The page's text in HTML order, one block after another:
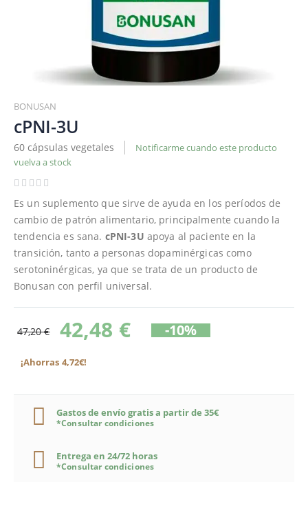
al
comienzo
de
la
galería
de
BONUSAN
cPNI-3U
60 cápsulas vegetales
Notificarme cuando este producto
vuelva a stock
Es un suplemento que sirve de ayuda en los períodos de
cambio de patrón alimentario, principalmente cuando la
tendencia es sana. cPNI-3U apoya al paciente en la
transición, tanto a personas dopaminérgicas como
serotoninérgicas, ya que se trata de un producto de
Bonusan con perfil universal.
47,20 € 42,48 € -10%
¡Ahorras 4,72€!
Gastos de envío gratis a partir de 35€
*Consultar condiciones
Entrega en 24/72 horas
*Consultar condiciones